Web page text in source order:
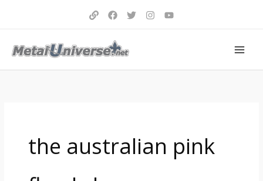
the australian pink